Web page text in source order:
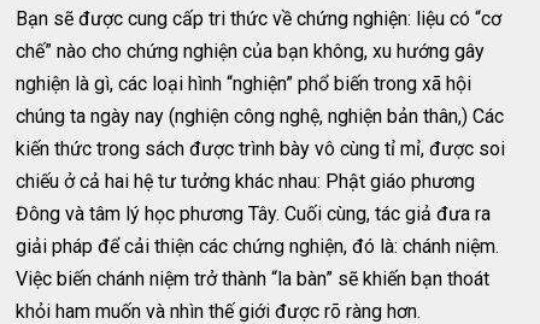
Bạn sẽ được cung cấp tri thức về chứng nghiện: liệu có “cơ
chế” nào cho chứng nghiện của bạn không, xu hướng gây
nghiện là gì, các loại hình “nghiện” phổ biến trong xã hội
chúng ta ngày nay (nghiện công nghệ, nghiện bản thân,) Các
kiến thức trong sách được trình bày vô cùng tỉ mỉ, được soi
chiếu ở cả hai hệ tư tưởng khác nhau: Phật giáo phương
Đông và tâm lý học phương Tây. Cuối cùng, tác giả đưa ra
giải pháp để cải thiện các chứng nghiện, đó là: chánh niệm.
Việc biến chánh niệm trở thành “la bàn” sẽ khiến bạn thoát
khỏi ham muốn và nhìn thế giới được rõ ràng hơn.